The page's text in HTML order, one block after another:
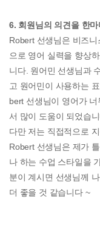
6. 회원님의 의견을 한
Robert 선생님은 비즈
으로 영어 실력을 향상
니다. 원어민 선생님과
고 원어민이 사용하는
bert 선생님이 영어가
서 많이 도움이 되었습니
다만 저는 직접적으로
Robert 선생님은 제가
나 하는 수업 스타일을
분이 계시면 선생님께
더 좋을 것 같습니다 ~